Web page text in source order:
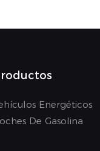
Energéticos
De Gasolina